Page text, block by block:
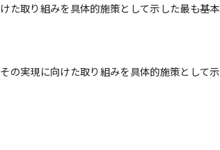
た取り組みを具体的施策として示した最も基本
の実現に向けた取り組みを具体的施策として示